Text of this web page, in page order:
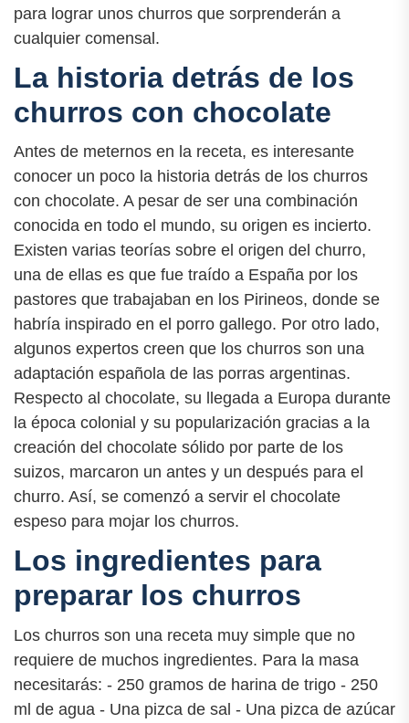
para lograr unos churros que sorprenderán a
cualquier comensal.
La historia detrás de los
churros con chocolate
Antes de meternos en la receta, es interesante
conocer un poco la historia detrás de los churros
con chocolate. A pesar de ser una combinación
conocida en todo el mundo, su origen es incierto.
Existen varias teorías sobre el origen del churro,
una de ellas es que fue traído a España por los
pastores que trabajaban en los Pirineos, donde se
habría inspirado en el porro gallego. Por otro lado,
algunos expertos creen que los churros son una
adaptación española de las porras argentinas.
Respecto al chocolate, su llegada a Europa durante
la época colonial y su popularización gracias a la
creación del chocolate sólido por parte de los
suizos, marcaron un antes y un después para el
churro. Así, se comenzó a servir el chocolate
espeso para mojar los churros.
Los ingredientes para
preparar los churros
Los churros son una receta muy simple que no
requiere de muchos ingredientes. Para la masa
necesitarás: - 250 gramos de harina de trigo - 250
ml de agua - Una pizca de sal - Una pizca de azúcar